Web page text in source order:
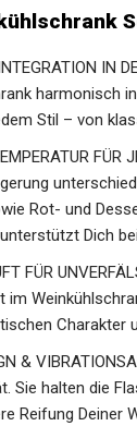
IN
harmonisch
Stil – von
Rot- und
Dich
FÜR
im
Charakter
&
Sie halten die
Reifung Deiner